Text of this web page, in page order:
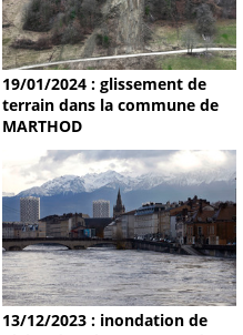
19/01/2024 : glissement de
terrain dans la commune de
MARTHOD
13/12/2023 : inondation de